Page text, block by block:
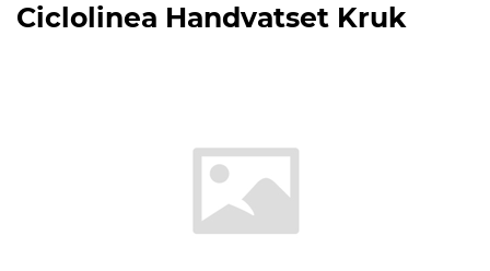
Ciclolinea Handvatset Kruk